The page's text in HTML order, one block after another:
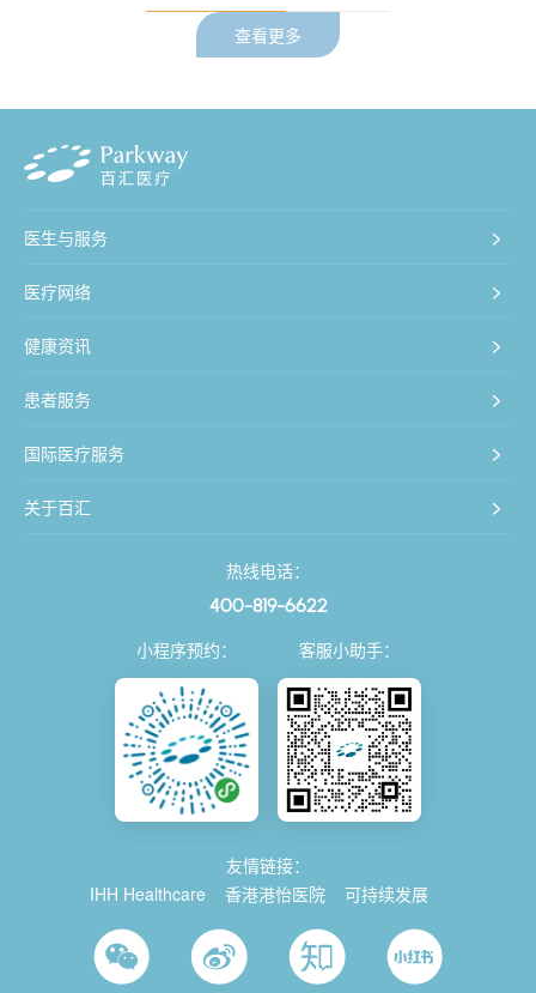
如再生医学、血浆富血小板注射治疗，超声介入下微创
查看更多
医生与服务
医疗网络
健康资讯
患者服务
国际医疗服务
关于百汇
热线电话：
400-819-6622
小程序预约： 客服小助手：
友情链接：
IHH Healthcare
香港港怡医院 可持续发展